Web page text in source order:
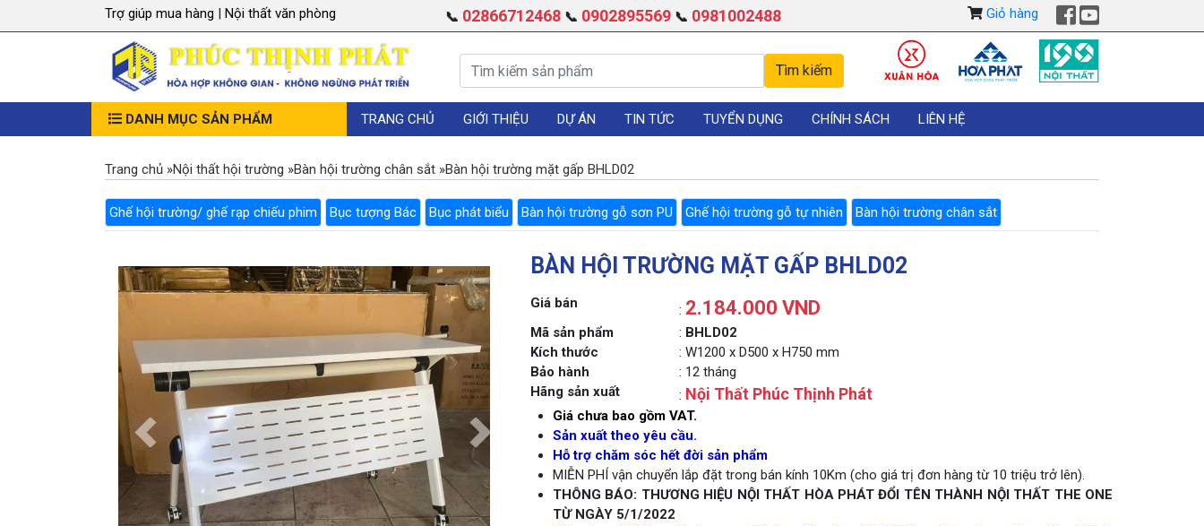
Trợ giúp mua hàng | Nội thất văn phòng 📞 02866712468 📞 0902895569 📞 0981002488 Giỏ hàng
DANH MỤC SẢN PHẨM TRANG CHỦ GIỚI THIỆU DỰ ÁN TIN TỨC TUYỂN DỤNG CHÍNH SÁCH LIÊN HỆ
Trang chủ »Nội thất hội trường »Bàn hội trường chân sắt »Bàn hội trường mặt gấp BHLD02
Ghế hội trường/ ghế rạp chiếu phim Bục tượng Bác Bục phát biểu Bàn hội trường gỗ sơn PU Ghế hội trường gỗ tự nhiên Bàn hội trường chân sắt
Previous
BÀN HỘI TRƯỜNG MẶT GẤP BHLD02
Giá bán : 2.184.000 VND
Mã sản phẩm : BHLD02
Kích thước
: W1200 x D500 x H750 mm
Bảo hành
: 12 tháng
Hãng sản xuất
: Nội Thất Phúc Thịnh Phát
Giá chưa bao gồm VAT.
Sản xuất theo yêu cầu.
Hỗ trợ chăm sóc hết đời sản phẩm
MIỄN PHÍ vận chuyển lắp đặt trong bán kính 10Km (cho giá trị đơn hàng từ 10 triệu trở lên).
THÔNG BÁO: THƯƠNG HIỆU NỘI THẤT HÒA PHÁT ĐỔI TÊN THÀNH NỘI THẤT THE ONE
TỪ NGÀY 5/1/2022